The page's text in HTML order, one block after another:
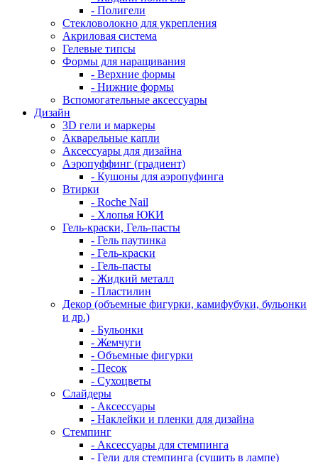
- Полигели
Стекловолокно для укрепления
Акриловая система
Гелевые типсы
Формы для наращивания
- Верхние формы
- Нижние формы
Вспомогательные аксессуары
Дизайн
3D гели и маркеры
Акварельные капли
Аксессуары для дизайна
Аэропуффинг (градиент)
- Кушоны для аэропуфинга
Втирки
- Roche Nail
- Хлопья ЮКИ
Гель-краски, Гель-пасты
- Гель паутинка
- Гель-краски
- Гель-пасты
- Жидкий металл
- Пластилин
Декор (объемные фигурки, камифубуки, бульонки
и др.)
- Бульонки
- Жемчуги
- Объемные фигурки
- Песок
- Сухоцветы
Слайдеры
- Аксессуары
- Наклейки и пленки для дизайна
Стемпинг
- Аксессуары для стемпинга
- Гели для стемпинга (сушить в лампе)